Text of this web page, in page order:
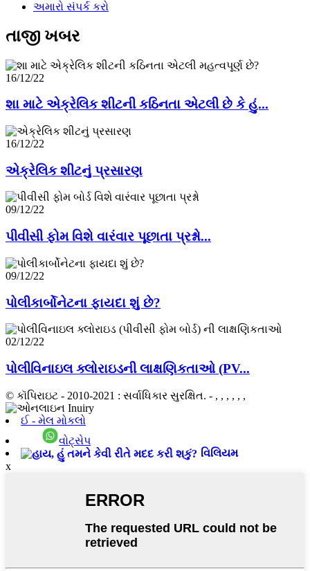
અમારો સંપર્ક કરો
તાજી ખબર
16/12/22
શા માટે એક્રેલિક શીટની કઠિનતા એટલી છે કે હું...
16/12/22
એક્રેલિક શીટનું પ્રસારણ
09/12/22
પીવીસી ફોમ વિશે વારંવાર પૂછાતા પ્રશ્નો...
09/12/22
પોલીકાર્બોનેટના ફાયદા શું છે?
02/12/22
પોલીવિનાઇલ ક્લોરાઇડની લાક્ષણિકતાઓ (PV...
© કૉપિરાઇટ - 2010-2021 : સર્વાધિકાર સુરક્ષિત. - , , , , , ,
ઈ - મેલ મોકલો
વોટ્સેપ
વિલિયમ
x